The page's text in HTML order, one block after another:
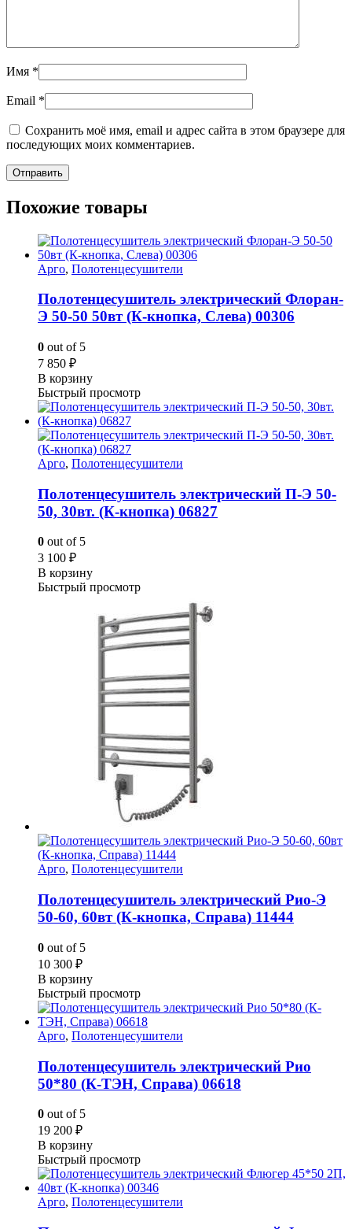
Имя *
Email *
Сохранить моё имя, email и адрес сайта в этом браузере для
последующих моих комментариев.
Похожие товары
Арго, Полотенцесушители
Полотенцесушитель электрический Флоран-
Э 50-50 50вт (К-кнопка, Слева) 00306
0 out of 5
7 850 ₽
В корзину
Быстрый просмотр
Арго, Полотенцесушители
Полотенцесушитель электрический П-Э 50-
50, 30вт. (К-кнопка) 06827
0 out of 5
3 100 ₽
В корзину
Быстрый просмотр
Арго, Полотенцесушители
Полотенцесушитель электрический Рио-Э
50-60, 60вт (К-кнопка, Справа) 11444
0 out of 5
10 300 ₽
В корзину
Быстрый просмотр
Арго, Полотенцесушители
Полотенцесушитель электрический Рио
50*80 (К-ТЭН, Справа) 06618
0 out of 5
19 200 ₽
В корзину
Быстрый просмотр
Арго, Полотенцесушители